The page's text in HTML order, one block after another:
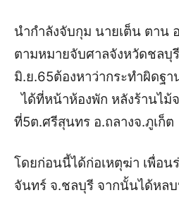
นำกำลังจับกุม นายเต็น ตาน
ตามหมายจับศาลจังหวัดชลบุรี
มิ.ย.65ต้องหาว่ากระทำผิดฐา
ได้ที่หน้าห้องพัก หลังร้านไม้
ที่5ต.ศรีสุนทร อ.ถลางจ.ภูเก็ต
โดยก่อนนี้ได้ก่อเหตุฆ่า เพื่อน
จันทร์ จ.ชลบุรี จากนั้นได้หล